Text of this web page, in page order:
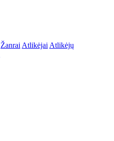
Žanrai Atlikėjai Atlikėjų